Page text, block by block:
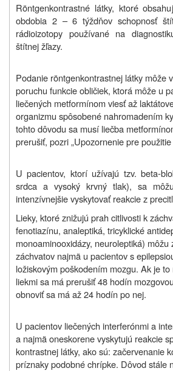
Röntgenkontrastné látky, ktoré
obdobia 2 – 6 týždňov schopnosť
rádioizotopy používané na
štítnej žľazy.
Podanie röntgenkontrastnej látky môže
poruchu funkcie obličiek, ktorá môže u
liečených metformínom viesť až
organizmu spôsobené nahromadením
tohto dôvodu sa musí liečba
prerušiť, pozri „Upozornenie pre
U pacientov, ktorí užívajú tzv. beta-
srdca a vysoký krvný tlak), sa
intenzívnejšie vyskytovať reakcie z
Lieky, ktoré znižujú prah citlivosti k
fenotiazínu, analeptiká, tricyklické
monoaminooxidázy, neuroleptiká) môžu
záchvatov najmä u pacientov s
ložiskovým poškodením mozgu. Ak je
liekmi sa má prerušiť 48 hodín
obnoviť sa má až 24 hodín po nej.
U pacientov liečených interferónmi a
a najmä oneskorene vyskytujú reakcie
kontrastnej látky, ako sú: začervenanie
príznaky podobné chrípke. Dôvod stále